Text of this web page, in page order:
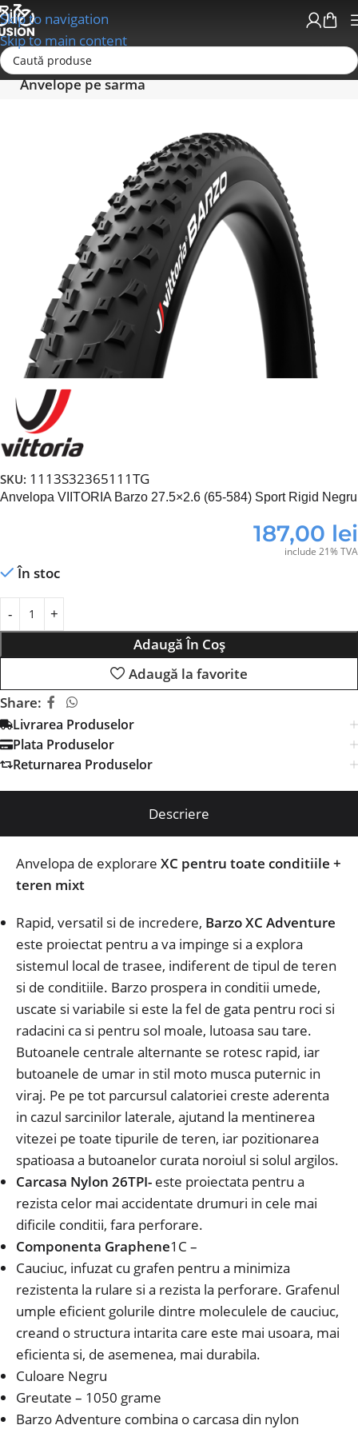
Skip to navigation
Skip to main content
Prima pagină
Anvelope pe sarma
SKU: 1113S32365111TG
Anvelopa VIITORIA Barzo 27.5×2.6 (65-584) Sport Rigid Negru
187,00 lei
include 21% TVA
În stoc
Adaugă În Coș
Adaugă la favorite
Share:
Livrarea Produselor
Plata Produselor
Returnarea Produselor
Descriere
Anvelopa de explorare XC pentru toate conditiile +
teren mixt
Rapid, versatil si de incredere, Barzo XC Adventure
este proiectat pentru a va impinge si a explora
sistemul local de trasee, indiferent de tipul de teren
si de conditiile. Barzo prospera in conditii umede,
uscate si variabile si este la fel de gata pentru roci si
radacini ca si pentru sol moale, lutoasa sau tare.
Butoanele centrale alternante se rotesc rapid, iar
butoanele de umar in stil moto musca puternic in
viraj. Pe pe tot parcursul calatoriei creste aderenta
in cazul sarcinilor laterale, ajutand la mentinerea
vitezei pe toate tipurile de teren, iar pozitionarea
spatioasa a butoanelor curata noroiul si solul argilos.
Carcasa Nylon 26TPI- este proiectata pentru a
rezista celor mai accidentate drumuri in cele mai
dificile conditii, fara perforare.
Componenta Graphene1C –
Cauciuc, infuzat cu grafen pentru a minimiza
rezistenta la rulare si a rezista la perforare. Grafenul
umple eficient golurile dintre moleculele de cauciuc,
creand o structura intarita care este mai usoara, mai
eficienta si, de asemenea, mai durabila.
Culoare Negru
Greutate – 1050 grame
Barzo Adventure combina o carcasa din nylon